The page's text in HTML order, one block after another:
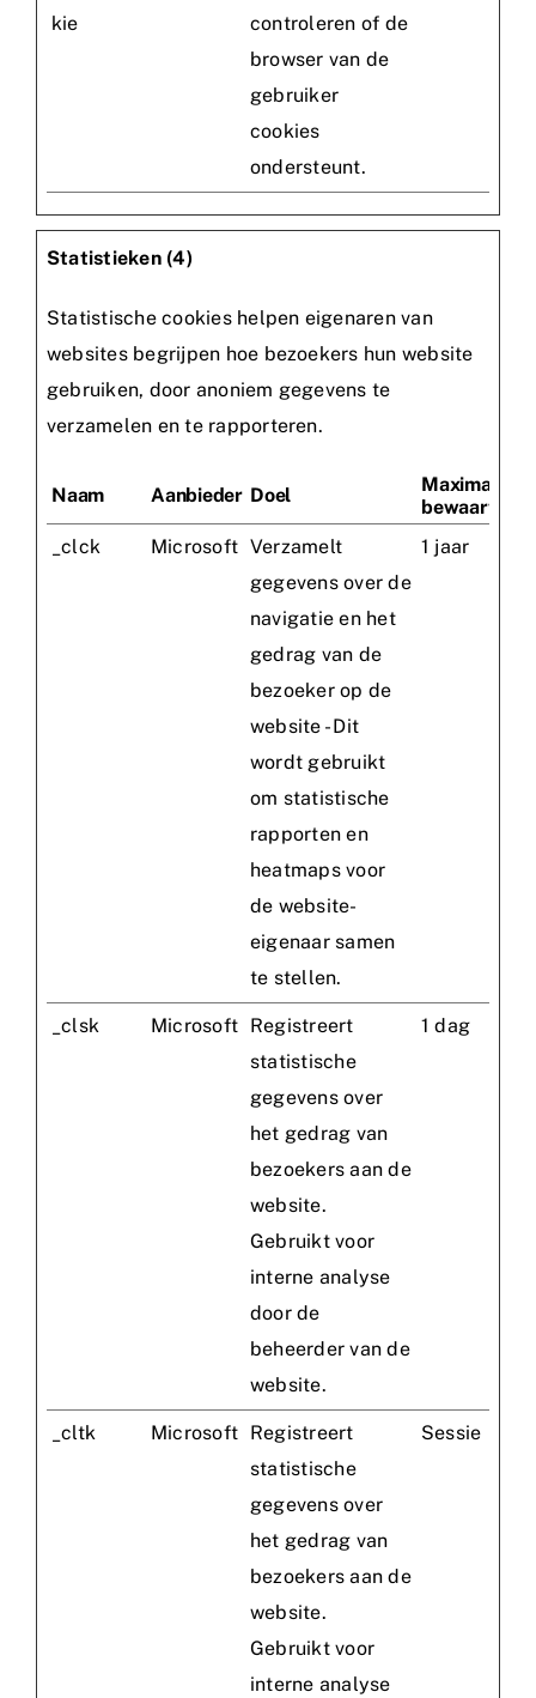
kie
controleren of de
browser van de
gebruiker
cookies
ondersteunt.
Statistieken (4)
Statistische cookies helpen eigenaren van
websites begrijpen hoe bezoekers hun website
gebruiken, door anoniem gegevens te
verzamelen en te rapporteren.
Naam Aanbieder Doel
Maximale
_clck
Microsoft Verzamelt
gegevens over de
navigatie en het
gedrag van de
bezoeker op de
website - Dit
wordt gebruikt
om statistische
rapporten en
heatmaps voor
de website-
eigenaar samen
te stellen.
1 jaar
_clsk Microsoft Registreert
statistische
gegevens over
het gedrag van
bezoekers aan de
website.
Gebruikt voor
interne analyse
door de
beheerder van de
website.
1 dag
_cltk Microsoft Registreert
statistische
gegevens over
het gedrag van
bezoekers aan de
website.
Gebruikt voor
interne analyse
Sessie